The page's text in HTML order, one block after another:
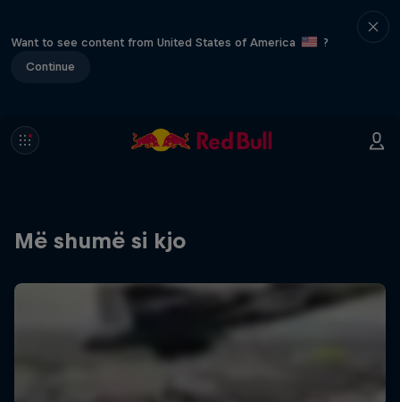
Want to see content from United States of America
?
Continue
Më shumë si kjo